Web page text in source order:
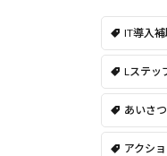
IT導入
Lステッ
あいさ
アクシ